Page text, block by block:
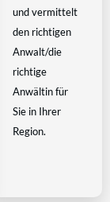
und vermittelt
den richtigen
Anwalt/die
richtige
Anwältin für
Sie in Ihrer
Region.